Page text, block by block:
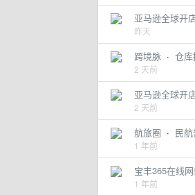
亚马逊全球开
昨天
跨境脉 · 仓库
2 天前
亚马逊全球开
2 天前
航旅圈 · 民
1 年前
宝丰365在线
1 年前